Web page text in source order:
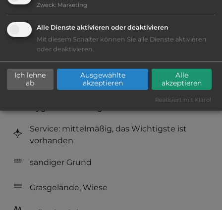
Klassifizierung: ausreichend
Lage: ansprechend
Geräuschkulisse: überwiegend ruhig
Service: mittelmäßig, das Wichtigste ist
vorhanden
sandiger Grund
Grasgelände, Wiese
Zweck: Marketing
Alle Dienste aktivieren oder deaktivieren
Mit diesem Schalter können Sie alle Dienste aktivieren
oder deaktivieren.
Ich lehne
ab
Ausgewählte
akzeptieren
Alle
akzeptieren
Realisiert mit Klaro!